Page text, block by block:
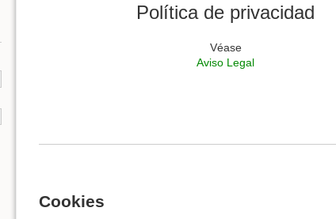
Política de privacidad
Véase
Aviso Legal
Cookies